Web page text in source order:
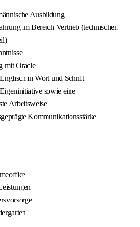
Ausbildung
im Bereich Vertrieb (technischen
mit Oracle
in Wort und Schrift
sowie eine
Arbeitsweise
Kommunikationsstärke